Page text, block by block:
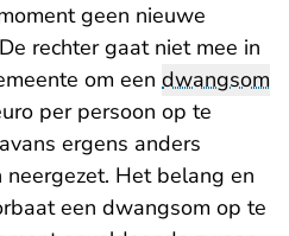
geen nieuwe
rechter gaat niet mee in
om een dwangsom
per persoon op te
ergens anders
Het belang en
een dwangsom op te